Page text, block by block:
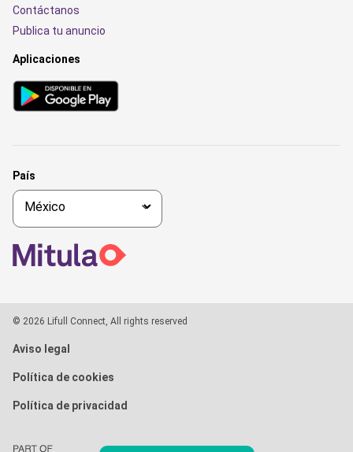
Contáctanos
Publica tu anuncio
Aplicaciones
País
© 2026 Lifull Connect, All rights reserved
Aviso legal
Política de cookies
Política de privacidad